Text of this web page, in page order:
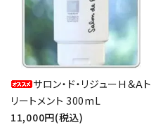
サロン・ド・リジューＨ＆Ａト
リートメント 300mL
11,000円(税込)